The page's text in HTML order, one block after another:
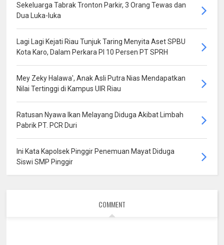
Sekeluarga Tabrak Tronton Parkir, 3 Orang Tewas dan
Dua Luka-luka
Lagi Lagi Kejati Riau Tunjuk Taring Menyita Aset SPBU
Kota Karo, Dalam Perkara PI 10 Persen PT SPRH
Mey Zeky Halawa', Anak Asli Putra Nias Mendapatkan
Nilai Tertinggi di Kampus UIR Riau
Ratusan Nyawa Ikan Melayang Diduga Akibat Limbah
Pabrik PT. PCR Duri
Ini Kata Kapolsek Pinggir Penemuan Mayat Diduga
Siswi SMP Pinggir
COMMENT